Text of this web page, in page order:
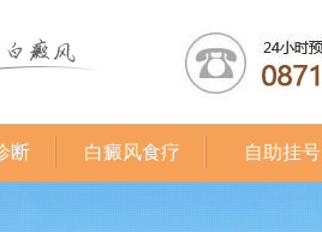
断 白癜风食疗 自助挂号